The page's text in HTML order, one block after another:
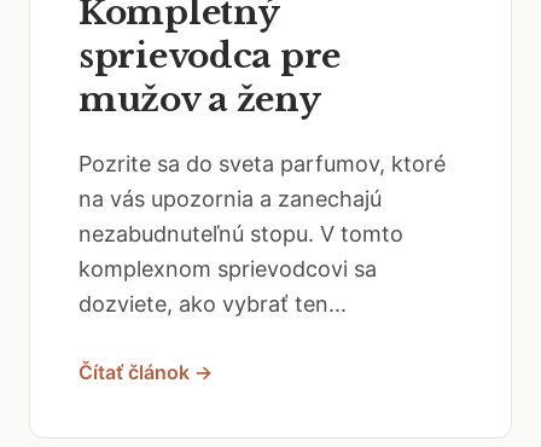
Kompletný
sprievodca pre
mužov a ženy
Pozrite sa do sveta parfumov, ktoré
na vás upozornia a zanechajú
nezabudnuteľnú stopu. V tomto
komplexnom sprievodcovi sa
dozviete, ako vybrať ten...
Čítať článok →